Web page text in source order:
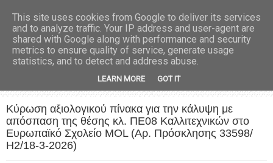
Κύρωση αξιολογικού πίνακα για την κάλυψη με
απόσπαση της θέσης κλ. ΠΕ08 Καλλιτεχνικών στο
Ευρωπαϊκό Σχολείο MOL (Αρ. Πρόσκλησης 33598/
Η2/18-3-2026)
This site uses cookies from Google to deliver its services
and to analyze traffic. Your IP address and user-agent are
shared with Google along with performance and security
metrics to ensure quality of service, generate usage
statistics, and to detect and address abuse.
LEARN MORE GOT IT